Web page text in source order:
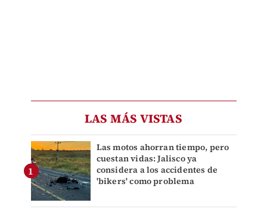
LAS MÁS VISTAS
Las motos ahorran tiempo, pero
cuestan vidas: Jalisco ya
considera a los accidentes de
'bikers' como problema